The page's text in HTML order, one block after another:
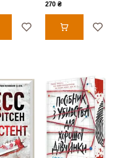
270 ₴